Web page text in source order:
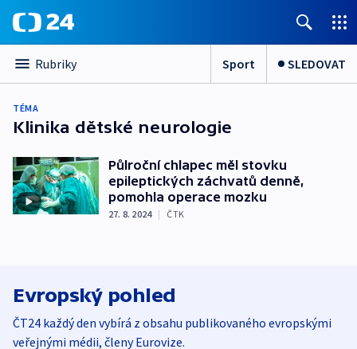
Rubriky Sport SLEDOVAT
TÉMA
Klinika dětské neurologie
Půlroční chlapec měl stovku
epileptických záchvatů denně,
pomohla operace mozku
27. 8. 2024 | ČTK
Evropský pohled
ČT24 každý den vybírá z obsahu publikovaného evropskými
veřejnými médii, členy Eurovize.